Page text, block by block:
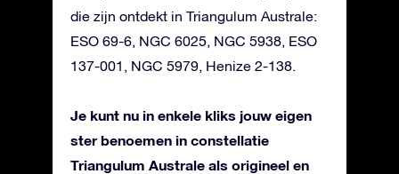
die zijn ontdekt in Triangulum Australe:
ESO 69-6, NGC 6025, NGC 5938, ESO
137-001, NGC 5979, Henize 2-138.
Je kunt nu in enkele kliks jouw eigen
ster benoemen in constellatie
Triangulum Australe als origineel en